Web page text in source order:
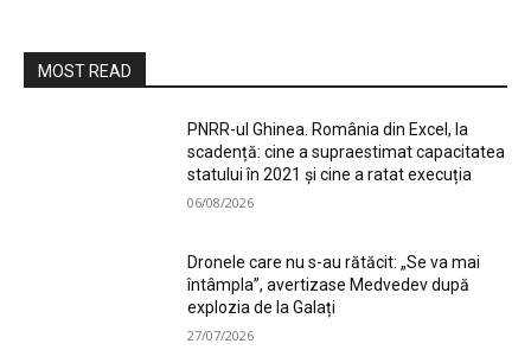
MOST READ
PNRR-ul Ghinea. România din Excel, la
scadență: cine a supraestimat capacitatea
statului în 2021 și cine a ratat execuția
06/08/2026
Dronele care nu s-au rătăcit: „Se va mai
întâmpla”, avertizase Medvedev după
explozia de la Galați
27/07/2026